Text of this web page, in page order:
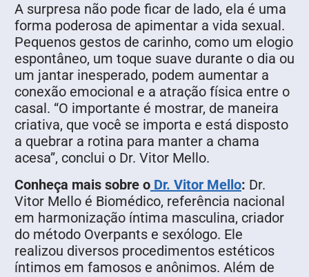
A surpresa não pode ficar de lado, ela é uma
forma poderosa de apimentar a vida sexual.
Pequenos gestos de carinho, como um elogio
espontâneo, um toque suave durante o dia ou
um jantar inesperado, podem aumentar a
conexão emocional e a atração física entre o
casal. “O importante é mostrar, de maneira
criativa, que você se importa e está disposto
a quebrar a rotina para manter a chama
acesa”, conclui o Dr. Vitor Mello.
Conheça mais sobre o Dr. Vitor Mello: Dr.
Vitor Mello é Biomédico, referência nacional
em harmonização íntima masculina, criador
do método Overpants e sexólogo. Ele
realizou diversos procedimentos estéticos
íntimos em famosos e anônimos. Além de